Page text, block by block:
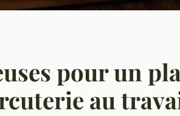
pour un
au